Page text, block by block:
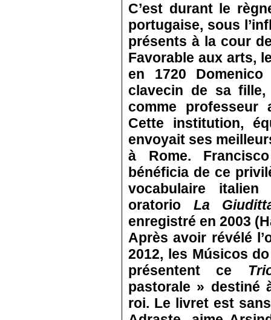
C’est durant le
portugaise, sous
présents à la cour
Favorable aux arts,
en 1720
clavecin de sa
comme professeur
Cette institution,
envoyait ses
à Rome.
bénéficia de ce
vocabulaire
oratorio La
enregistré en 2003
Après avoir révélé
2012, les Músicos
présentent ce
pastorale » destiné
roi. Le livret est